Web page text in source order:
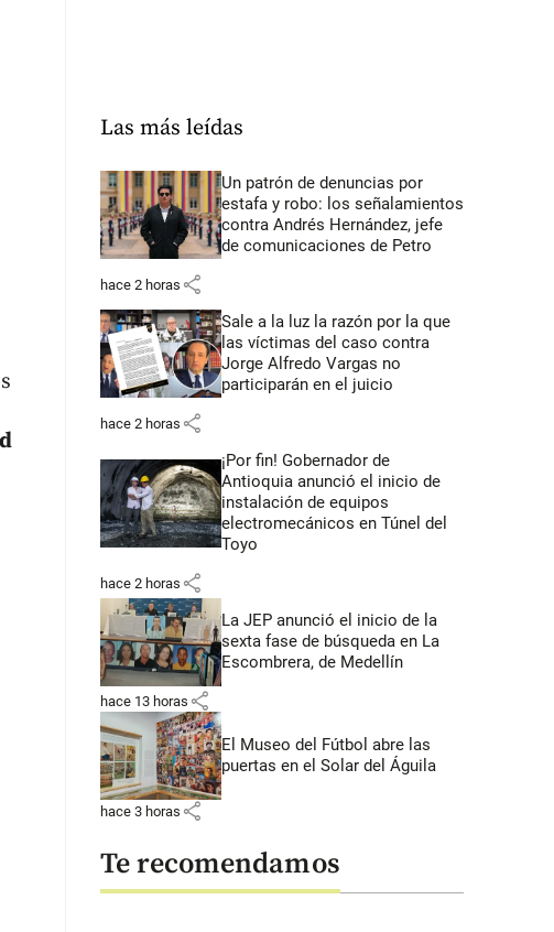
Las más leídas
Un patrón de denuncias por
estafa y robo: los señalamientos
contra Andrés Hernández, jefe
de comunicaciones de Petro
hace 2 horas share
Sale a la luz la razón por la que
las víctimas del caso contra
Jorge Alfredo Vargas no
participarán en el juicio
hace 2 horas share
¡Por fin! Gobernador de
Antioquia anunció el inicio de
instalación de equipos
electromecánicos en Túnel del
Toyo
hace 2 horas share
La JEP anunció el inicio de la
sexta fase de búsqueda en La
Escombrera, de Medellín
hace 13 horas share
El Museo del Fútbol abre las
puertas en el Solar del Águila
hace 3 horas share
Te recomendamos